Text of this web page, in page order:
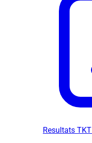
Resultats TKT